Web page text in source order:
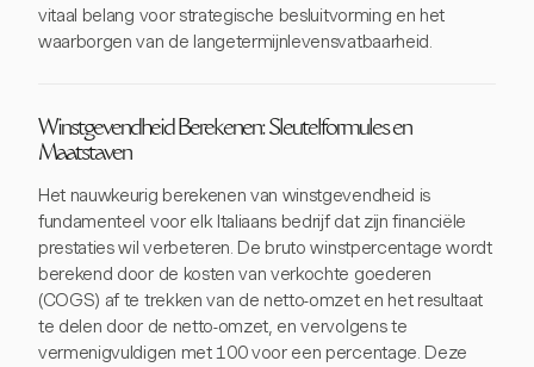
vitaal belang voor strategische besluitvorming en het
waarborgen van de langetermijnlevensvatbaarheid.
Winstgevendheid Berekenen: Sleutelformules en
Maatstaven
Het nauwkeurig berekenen van winstgevendheid is
fundamenteel voor elk Italiaans bedrijf dat zijn financiële
prestaties wil verbeteren. De bruto winstpercentage wordt
berekend door de kosten van verkochte goederen
(COGS) af te trekken van de netto-omzet en het resultaat
te delen door de netto-omzet, en vervolgens te
vermenigvuldigen met 100 voor een percentage. Deze